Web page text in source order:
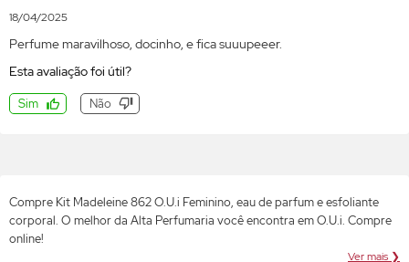
18/04/2025
Perfume maravilhoso, docinho, e fica suuupeeer.
Esta avaliação foi útil?
Sim Não
Compre Kit Madeleine 862 O.U.i Feminino, eau de parfum e esfoliante
corporal. O melhor da Alta Perfumaria você encontra em O.U.i. Compre
online!
Ver mais ❯